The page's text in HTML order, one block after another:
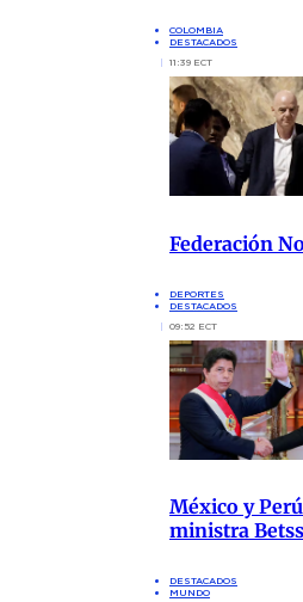
COLOMBIA
DESTACADOS
11:39 ECT
Federación
DEPORTES
DESTACADOS
09:52 ECT
México y
ministra
DESTACADOS
MUNDO